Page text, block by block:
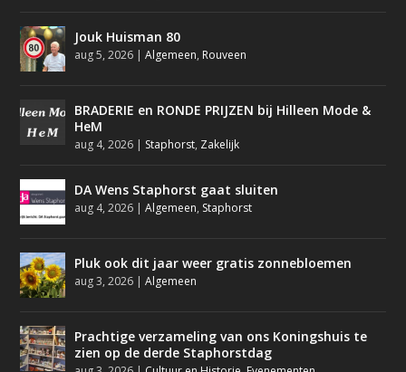
Jouk Huisman 80
aug 5, 2026 |Algemeen, Rouveen
BRADERIE en RONDE PRIJZEN bij Hilleen Mode &
HeM
aug 4, 2026 | Staphorst, Zakelijk
DA Wens Staphorst gaat sluiten
aug 4, 2026 |Algemeen, Staphorst
Pluk ook dit jaar weer gratis zonnebloemen
aug 3, 2026 |Algemeen
Prachtige verzameling van ons Koningshuis te
zien op de derde Staphorstdag